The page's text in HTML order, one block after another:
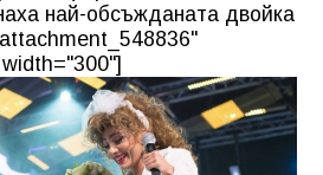
най-обсъжданата двойка